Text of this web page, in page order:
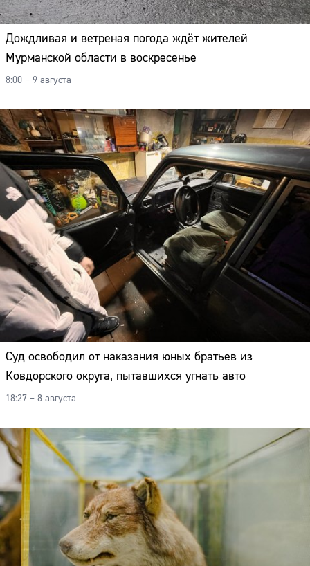
Дождливая и ветреная погода ждёт жителей
Мурманской области в воскресенье
8:00 – 9 августа
Суд освободил от наказания юных братьев из
Ковдорского округа, пытавшихся угнать авто
18:27 – 8 августа